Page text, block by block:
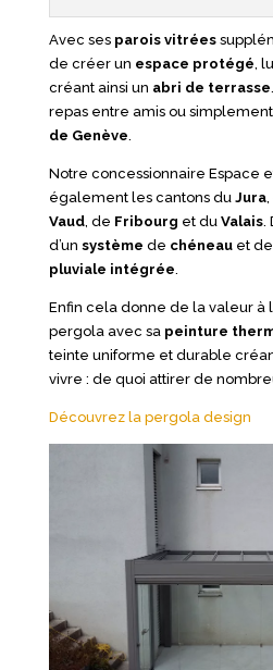
Avec ses parois vitrées
de créer un espace protégé,
créant ainsi un abri de terrasse
repas entre amis ou
de Genève.
Notre concessionnaire Espace
également les cantons du Jura,
Vaud, de Fribourg et du Valais.
d’un système de chéneauet de
pluviale intégrée.
Enfin cela donne de la valeur à
pergola avec sa peinture
teinte uniforme et durable
vivre : de quoi attirer de
Découvrez la pergola design